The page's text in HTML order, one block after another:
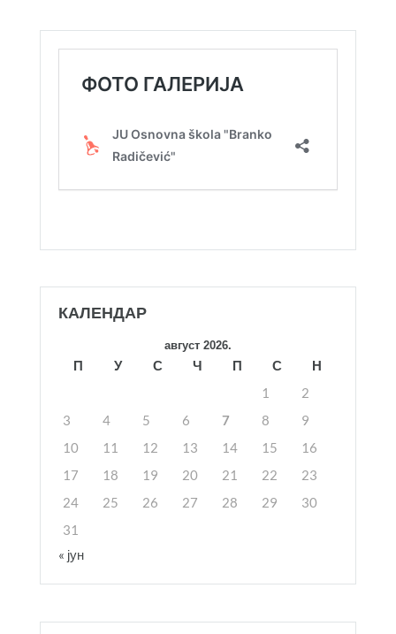
КАЛЕНДАР
август 2026.
П У С Ч П С
Н
1
2
3
4 5 6 7 8
9
10
11 12 13 14 15
16
17
18 19 20 21 22
23
24
25 26 27 28 29
30
31
« јун